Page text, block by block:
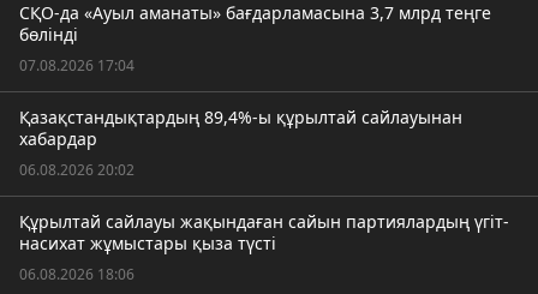
СҚО-да «Ауыл аманаты» бағдарламасына 3,7 млрд теңге
бөлінді
07.08.2026 17:04
Қазақстандықтардың 89,4%-ы құрылтай сайлауынан
хабардар
06.08.2026 20:02
Құрылтай сайлауы жақындаған сайын партиялардың үгіт-
насихат жұмыстары қыза түсті
06.08.2026 18:06